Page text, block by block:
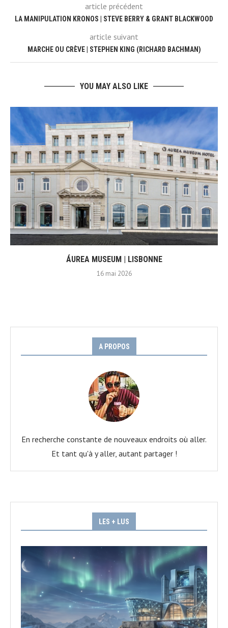
article précédent
LA MANIPULATION KRONOS | STEVE BERRY & GRANT BLACKWOOD
article suivant
MARCHE OU CRÈVE | STEPHEN KING (RICHARD BACHMAN)
YOU MAY ALSO LIKE
ÁUREA MUSEUM | LISBONNE
16 mai 2026
A PROPOS
En recherche constante de nouveaux endroits où aller.
Et tant qu'à y aller, autant partager !
LES + LUS